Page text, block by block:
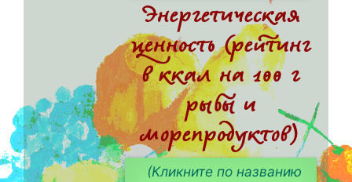
Энергетическая
ценность (рейтинг
в ккал на 100 г
рыбы и
морепродуктов)
(Кликните по названию